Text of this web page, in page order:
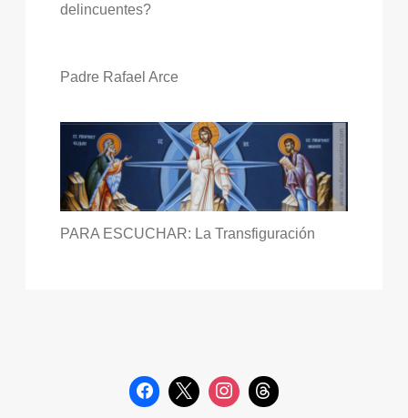
delincuentes?
Padre Rafael Arce
PARA ESCUCHAR: La Transfiguración